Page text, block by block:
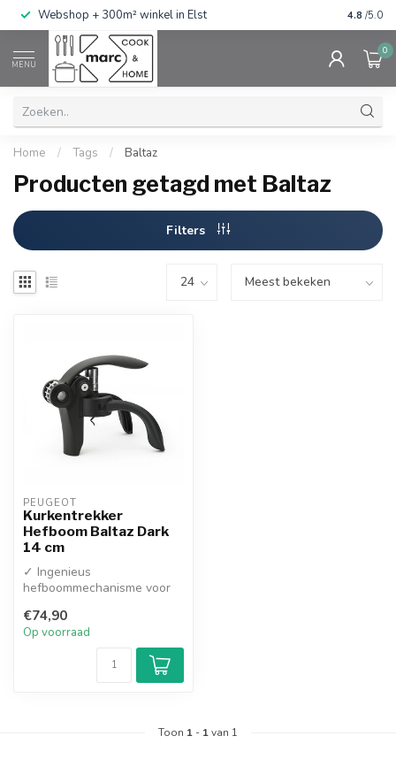
Webshop + 300m² winkel in Elst Gratis
4.8 /5.0
MENU
0
Home / Tags / Baltaz
Producten getagd met Baltaz
Filters
PEUGEOT
Kurkentrekker
Hefboom Baltaz Dark
14 cm
✓ Ingenieus
hefboommechanisme voor
minimale kracht
✓...
€74,90
Op voorraad
Toon 1 - 1van 1